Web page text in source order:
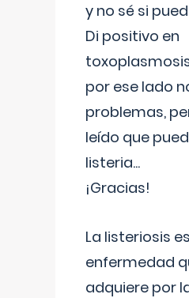
y no sé si
Di positivo en
por ese lado
problemas,
leído que
listeria...
¡Gracias!
La listeriosis
enfermedad
adquiere por